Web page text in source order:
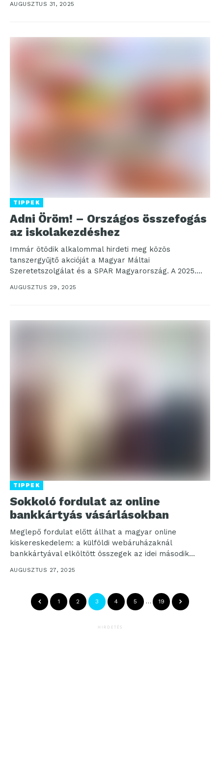
Központja egyedülálló...
AUGUSZTUS 31, 2025
TIPPEK
Adni Öröm! – Országos összefogás
az iskolakezdéshez
Immár ötödik alkalommal hirdeti meg közös
tanszergyűjtő akcióját a Magyar Máltai
Szeretetszolgálat és a SPAR Magyarország. A 2025.
AUGUSZTUS 29, 2025
TIPPEK
Sokkoló fordulat az online
bankkártyás vásárlásokban
Meglepő fordulat előtt állhat a magyar online
kiskereskedelem: a külföldi webáruházaknál
bankkártyával elköltött összegek az idei második
webshopok...
AUGUSZTUS 27, 2025
1 2 3 4 5 … 19
HIRDETÉS